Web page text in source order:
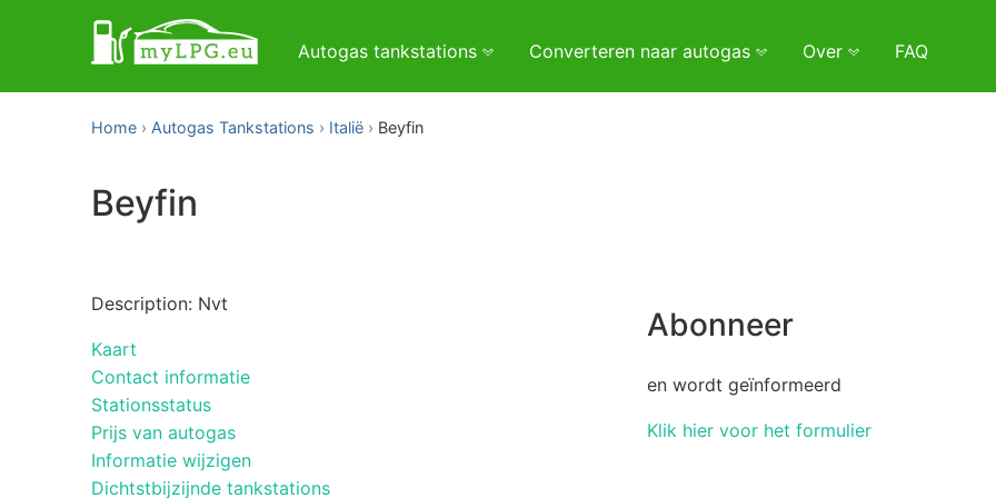
Autogas tankstations Converteren naar autogas Over FAQ
Home Autogas Tankstations Italië Beyfin
Beyfin
Description: Nvt
Kaart
Contact informatie
Stationsstatus
Prijs van autogas
Informatie wijzigen
Dichtstbijzijnde tankstations
Abonneer
en wordt geïnformeerd
Klik hier voor het formulier